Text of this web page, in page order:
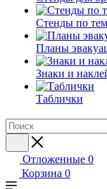
Стенды по
Планы
Знаки и
Таблички
Отложенные 0
Корзина 0